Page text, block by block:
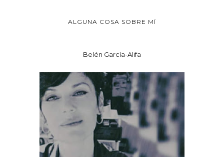
ALGUNA COSA SOBRE MÍ
Belén García-Alifa